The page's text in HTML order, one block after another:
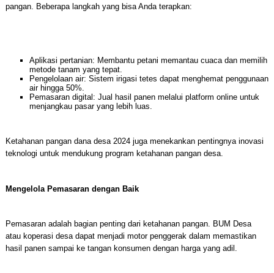
pangan. Beberapa langkah yang bisa Anda terapkan:
Aplikasi pertanian: Membantu petani memantau cuaca dan memilih
metode tanam yang tepat.
Pengelolaan air: Sistem irigasi tetes dapat menghemat penggunaan
air hingga 50%.
Pemasaran digital: Jual hasil panen melalui platform online untuk
menjangkau pasar yang lebih luas.
Ketahanan pangan dana desa 2024 juga menekankan pentingnya inovasi
teknologi untuk mendukung program ketahanan pangan desa.
Mengelola Pemasaran dengan Baik
Pemasaran adalah bagian penting dari ketahanan pangan. BUM Desa
atau koperasi desa dapat menjadi motor penggerak dalam memastikan
hasil panen sampai ke tangan konsumen dengan harga yang adil.